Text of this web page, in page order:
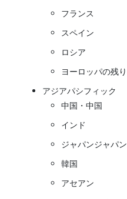
フランス
スペイン
ロシア
ヨーロッパの残り
アジアパシフィック
中国・中国
インド
ジャパンジャパン
韓国
アセアン